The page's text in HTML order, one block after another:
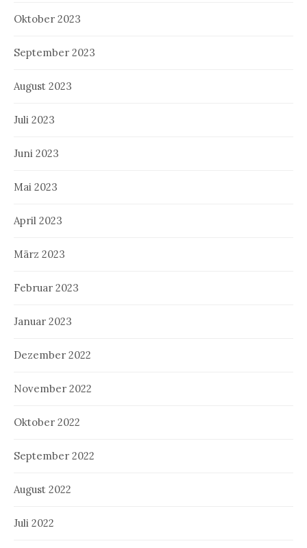
Oktober 2023
September 2023
August 2023
Juli 2023
Juni 2023
Mai 2023
April 2023
März 2023
Februar 2023
Januar 2023
Dezember 2022
November 2022
Oktober 2022
September 2022
August 2022
Juli 2022